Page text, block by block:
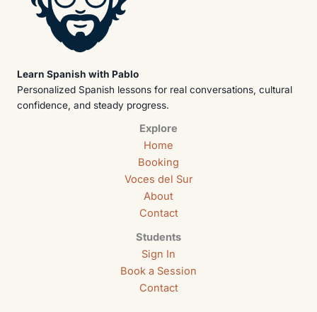
Learn Spanish with Pablo
Personalized Spanish lessons for real conversations, cultural
confidence, and steady progress.
Explore
Home
Booking
Voces del Sur
About
Contact
Students
Sign In
Book a Session
Contact